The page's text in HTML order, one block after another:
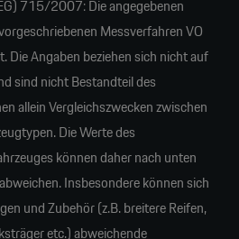
715/2007: Die angegebenen
Messverfahren VO
Angaben beziehen sich nicht auf
sind nicht Bestandteil des
allein Vergleichszwecken zwischen
Die Werte des
können daher nach unten
Insbesondere können sich
und Zubehör (z.B. breitere Reifen,
etc.) abweichende